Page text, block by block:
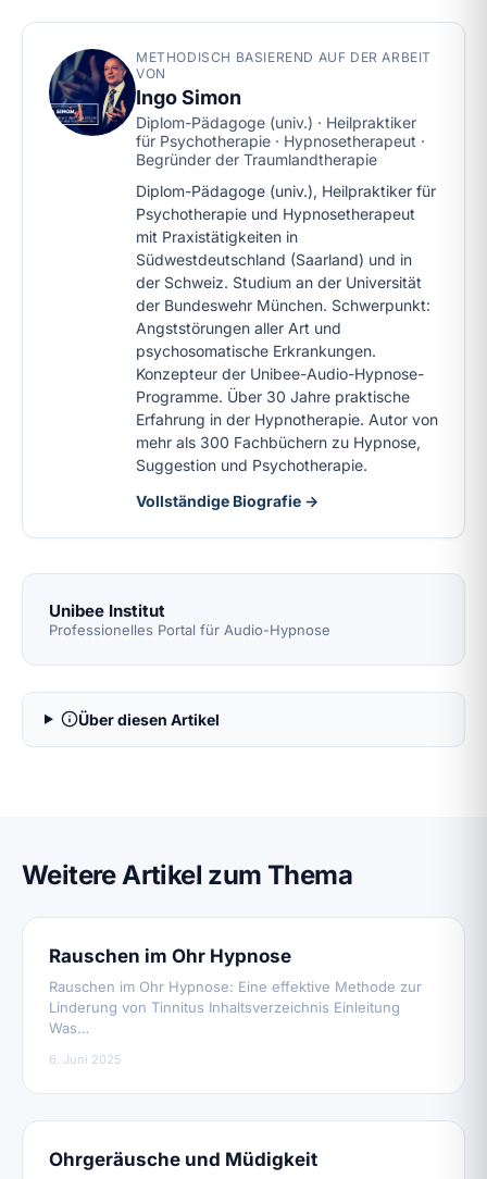
METHODISCH BASIEREND AUF DER ARBEIT
VON
Ingo Simon
Diplom-Pädagoge (univ.) · Heilpraktiker
für Psychotherapie · Hypnosetherapeut ·
Begründer der Traumlandtherapie
Diplom-Pädagoge (univ.), Heilpraktiker für
Psychotherapie und Hypnosetherapeut
mit Praxistätigkeiten in
Südwestdeutschland (Saarland) und in
der Schweiz. Studium an der Universität
der Bundeswehr München. Schwerpunkt:
Angststörungen aller Art und
psychosomatische Erkrankungen.
Konzepteur der Unibee-Audio-Hypnose-
Programme. Über 30 Jahre praktische
Erfahrung in der Hypnotherapie. Autor von
mehr als 300 Fachbüchern zu Hypnose,
Suggestion und Psychotherapie.
Vollständige Biografie →
Unibee Institut
Professionelles Portal für Audio-Hypnose
Über diesen Artikel
Weitere Artikel zum Thema
Rauschen im Ohr Hypnose
Rauschen im Ohr Hypnose: Eine effektive Methode zur
Linderung von Tinnitus Inhaltsverzeichnis Einleitung
Was…
6. Juni 2025
Ohrgeräusche und Müdigkeit